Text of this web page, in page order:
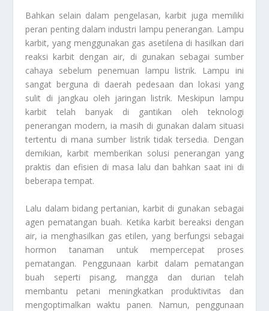
Bahkan selain dalam pengelasan, karbit juga memiliki
peran penting dalam industri lampu penerangan. Lampu
karbit, yang menggunakan gas asetilena di hasilkan dari
reaksi karbit dengan air, di gunakan sebagai sumber
cahaya sebelum penemuan lampu listrik. Lampu ini
sangat berguna di daerah pedesaan dan lokasi yang
sulit di jangkau oleh jaringan listrik. Meskipun lampu
karbit telah banyak di gantikan oleh teknologi
penerangan modern, ia masih di gunakan dalam situasi
tertentu di mana sumber listrik tidak tersedia. Dengan
demikian, karbit memberikan solusi penerangan yang
praktis dan efisien di masa lalu dan bahkan saat ini di
beberapa tempat.
Lalu dalam bidang pertanian, karbit di gunakan sebagai
agen pematangan buah. Ketika karbit bereaksi dengan
air, ia menghasilkan gas etilen, yang berfungsi sebagai
hormon tanaman untuk mempercepat proses
pematangan. Penggunaan karbit dalam pematangan
buah seperti pisang, mangga dan durian telah
membantu petani meningkatkan produktivitas dan
mengoptimalkan waktu panen. Namun, penggunaan